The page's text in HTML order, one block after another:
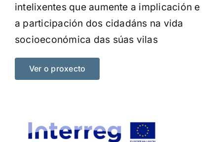
intelixentes que aumente a implicación e
a participación dos cidadáns na vida
socioeconómica das súas vilas
Ver o proxecto